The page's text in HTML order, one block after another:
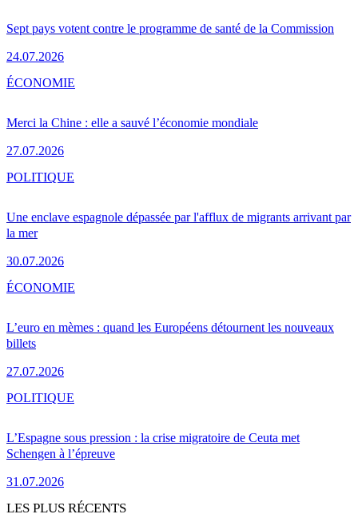
Sept pays votent contre le programme de santé de la Commission
24.07.2026
Merci la Chine : elle a sauvé l’économie mondiale
27.07.2026
ÉCONOMIE
Une enclave espagnole dépassée par l'afflux de migrants arrivant par
la mer
30.07.2026
POLITIQUE
L’euro en mèmes : quand les Européens détournent les nouveaux
billets
27.07.2026
ÉCONOMIE
L’Espagne sous pression : la crise migratoire de Ceuta met
Schengen à l’épreuve
31.07.2026
POLITIQUE
LES PLUS RÉCENTS